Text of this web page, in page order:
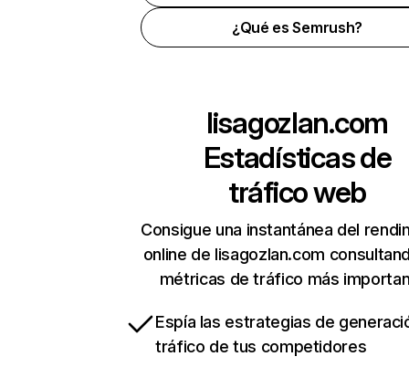
¿Qué es Semrush?
lisagozlan.com
Estadísticas de
tráfico web
Consigue una instantánea del
online de lisagozlan.com
métricas de tráfico más
Espía las estrategias de
tráfico de tus competidores